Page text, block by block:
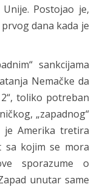
Postojao je,
dana kada je
sankcijama
Nemačke da
toliko potreban
„zapadnog“
je Amerika tretira
sa kojim se mora
sporazume o
unutar same